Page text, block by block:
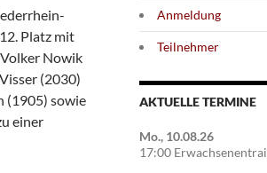
Platz mit
Nowik
(2030)
(1905) sowie
einer
Anmeldung
Teilnehmer
AKTUELLE TERMINE
Mo., 10.08.26
17:00